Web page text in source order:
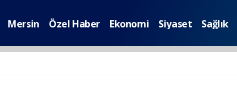
Mersin Özel Haber Ekonomi Siyaset Sağlık